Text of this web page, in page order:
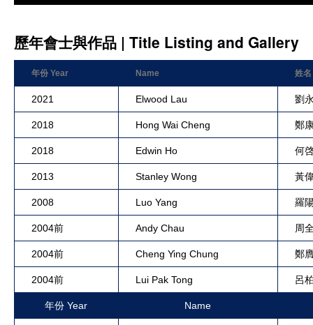
歷年會士與作品 | Title Listing and Gallery
年份 Year Name 姓名
2021 Elwood Lau 劉
2018 Hong Wai Cheng 鄭
2018 Edwin Ho 何
2013 Stanley Wong 黃
2008 Luo Yang 羅
2004前 Andy Chau 周
2004前 Cheng Ying Chung 鄭
2004前 Lui Pak Tong 呂
年份 Year Name